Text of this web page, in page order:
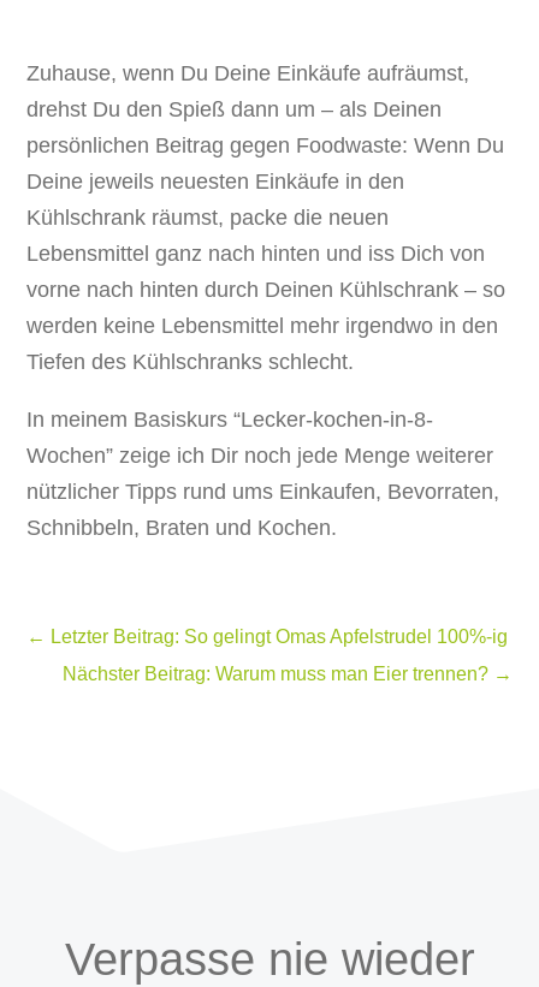
Zuhause, wenn Du Deine Einkäufe aufräumst,
drehst Du den Spieß dann um – als Deinen
persönlichen Beitrag gegen Foodwaste: Wenn Du
Deine jeweils neuesten Einkäufe in den
Kühlschrank räumst, packe die neuen
Lebensmittel ganz nach hinten und iss Dich von
vorne nach hinten durch Deinen Kühlschrank – so
werden keine Lebensmittel mehr irgendwo in den
Tiefen des Kühlschranks schlecht.
In meinem Basiskurs “Lecker-kochen-in-8-
Wochen” zeige ich Dir noch jede Menge weiterer
nützlicher Tipps rund ums Einkaufen, Bevorraten,
Schnibbeln, Braten und Kochen.
← Letzter Beitrag: So gelingt Omas Apfelstrudel 100%-ig
Nächster Beitrag: Warum muss man Eier trennen?→
Verpasse nie wieder